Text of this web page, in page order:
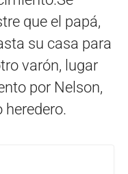
que el papá,
su casa para
varón, lugar
por Nelson,
heredero.